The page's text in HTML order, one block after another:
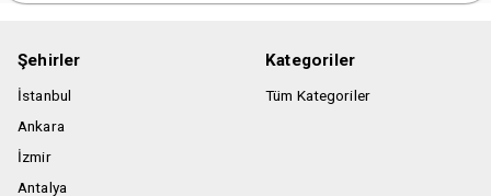
Şehirler
İstanbul
Ankara
İzmir
Antalya
Kategoriler
Tüm Kategoriler